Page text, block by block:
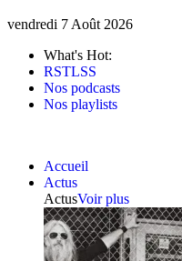
vendredi 7 Août 2026
What's Hot:
RSTLSS
Nos podcasts
Nos playlists
Accueil
Actus
ActusVoir plus